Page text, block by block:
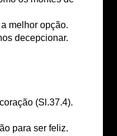
melhor opção.
decepcionar.
(Sl.37.4).
para ser feliz.